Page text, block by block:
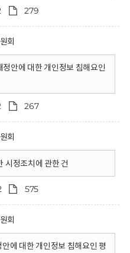
279
회
정안에 대한 개인정보 침해요인
267
회
시정조치에 관한 건
575
회
에 대한 개인정보 침해요인 평